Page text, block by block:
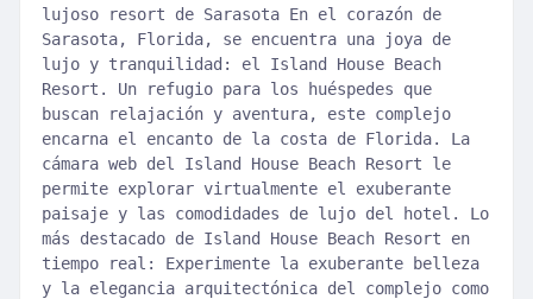
lujoso resort de Sarasota En el corazón de
Sarasota, Florida, se encuentra una joya de
lujo y tranquilidad: el Island House Beach
Resort. Un refugio para los huéspedes que
buscan relajación y aventura, este complejo
encarna el encanto de la costa de Florida. La
cámara web del Island House Beach Resort le
permite explorar virtualmente el exuberante
paisaje y las comodidades de lujo del hotel. Lo
más destacado de Island House Beach Resort en
tiempo real: Experimente la exuberante belleza
y la elegancia arquitectónica del complejo como